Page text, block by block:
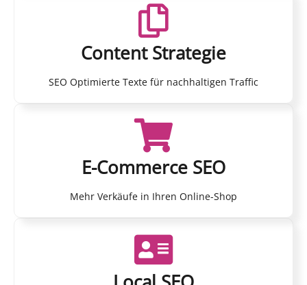
Content Strategie
SEO Optimierte Texte für nachhaltigen Traffic
E-Commerce SEO
Mehr Verkäufe in Ihren Online-Shop